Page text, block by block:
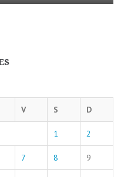
V S D
1 2
7 8 9